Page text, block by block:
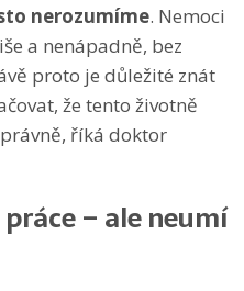
nerozumíme. Nemoci
a nenápadně, bez
proto je důležité znát
že tento životně
říká doktor
– ale neumí